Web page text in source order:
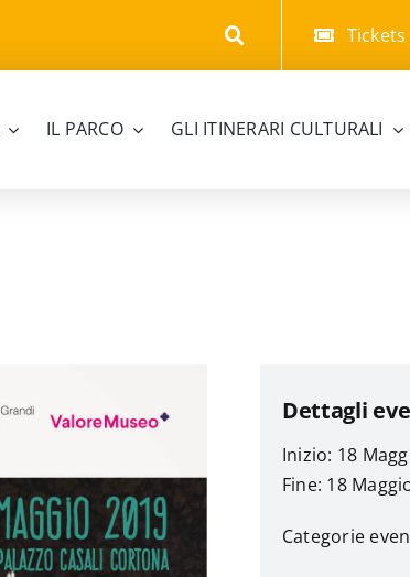
Tickets
IL PARCO GLI ITINERARI CULTURALI
Dettagli
Inizio: 18
Fine: 18
Categorie